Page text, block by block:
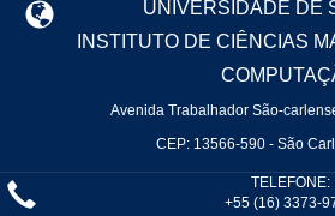
UNIVERSIDADE DE
INSTITUTO DE CIÊNCIAS
Avenida Trabalhador São-
CEP: 13566-590 - São
TELEFONE:
+55 (16) 3373-